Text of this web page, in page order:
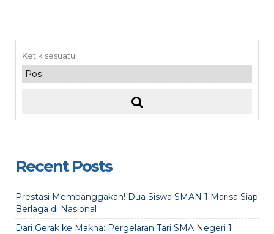
Recent Posts
Prestasi Membanggakan! Dua Siswa SMAN 1 Marisa Siap
Berlaga di Nasional
Dari Gerak ke Makna: Pergelaran Tari SMA Negeri 1